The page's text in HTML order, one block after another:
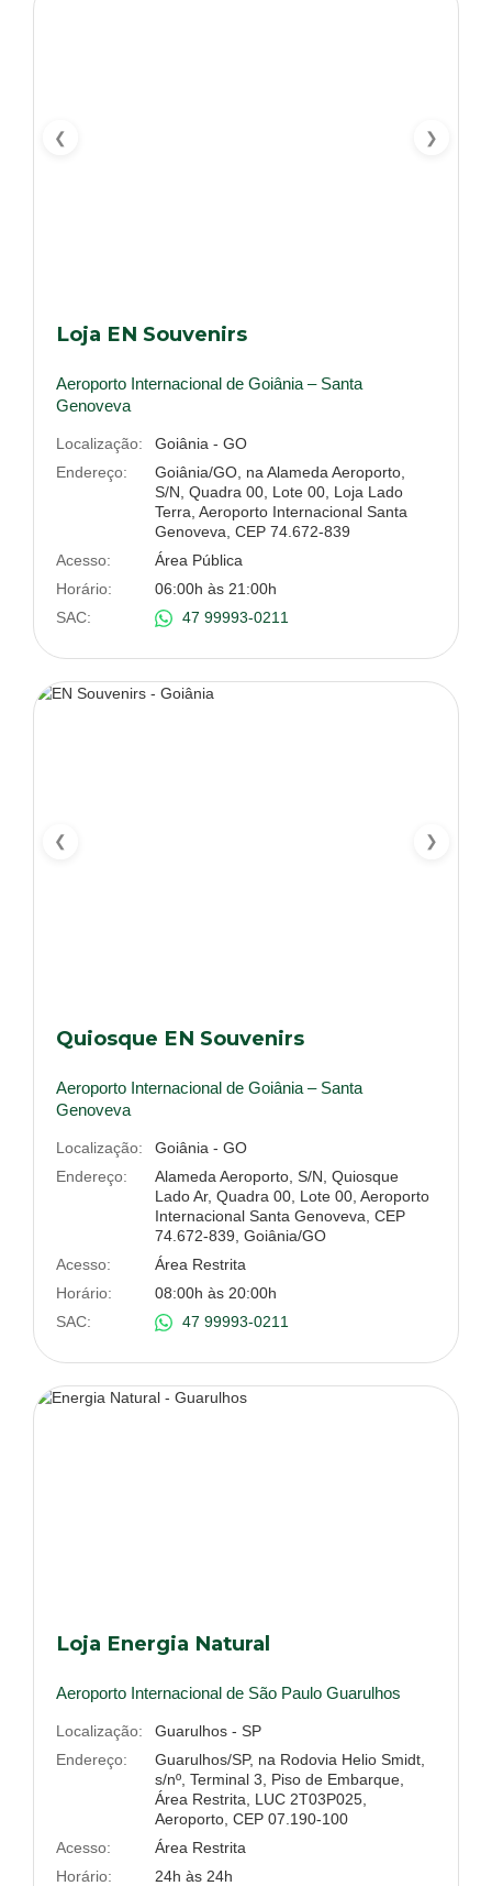
❮ ❯
Loja EN Souvenirs
Aeroporto Internacional de Goiânia – Santa
Genoveva
Localização:
Goiânia - GO
Endereço:
Goiânia/GO, na Alameda Aeroporto,
S/N, Quadra 00, Lote 00, Loja Lado
Terra, Aeroporto Internacional Santa
Genoveva, CEP 74.672-839
Acesso:
Área Pública
Horário:
06:00h às 21:00h
SAC:
47 99993-0211
❮ ❯
Quiosque EN Souvenirs
Aeroporto Internacional de Goiânia – Santa
Genoveva
Localização:
Goiânia - GO
Endereço:
Alameda Aeroporto, S/N, Quiosque
Lado Ar, Quadra 00, Lote 00, Aeroporto
Internacional Santa Genoveva, CEP
74.672-839, Goiânia/GO
Acesso:
Área Restrita
Horário:
08:00h às 20:00h
SAC:
47 99993-0211
Loja Energia Natural
Aeroporto Internacional de São Paulo Guarulhos
Localização:
Guarulhos - SP
Endereço:
Guarulhos/SP, na Rodovia Helio Smidt,
s/nº, Terminal 3, Piso de Embarque,
Área Restrita, LUC 2T03P025,
Aeroporto, CEP 07.190-100
Acesso:
Área Restrita
Horário:
24h às 24h